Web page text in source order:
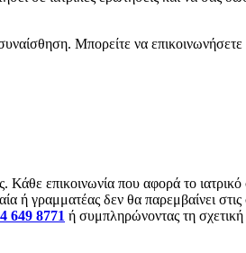
Μπορείτε να
Κάθε επικοινωνία που αφορά το
ή γραμματέας δεν θα παρεμβαίνει στις
649 8771 ή συμπληρώνοντας τη σχετική